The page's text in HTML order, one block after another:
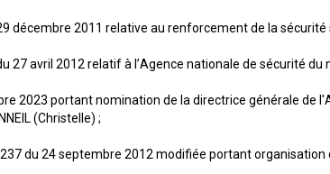
décembre 2011 relative au renforcement de la
avril 2012 relatif à l’Agence nationale de sécurité du
2023 portant nomination de la directrice générale de
(Christelle) ;
du 24 septembre 2012 modifiée portant